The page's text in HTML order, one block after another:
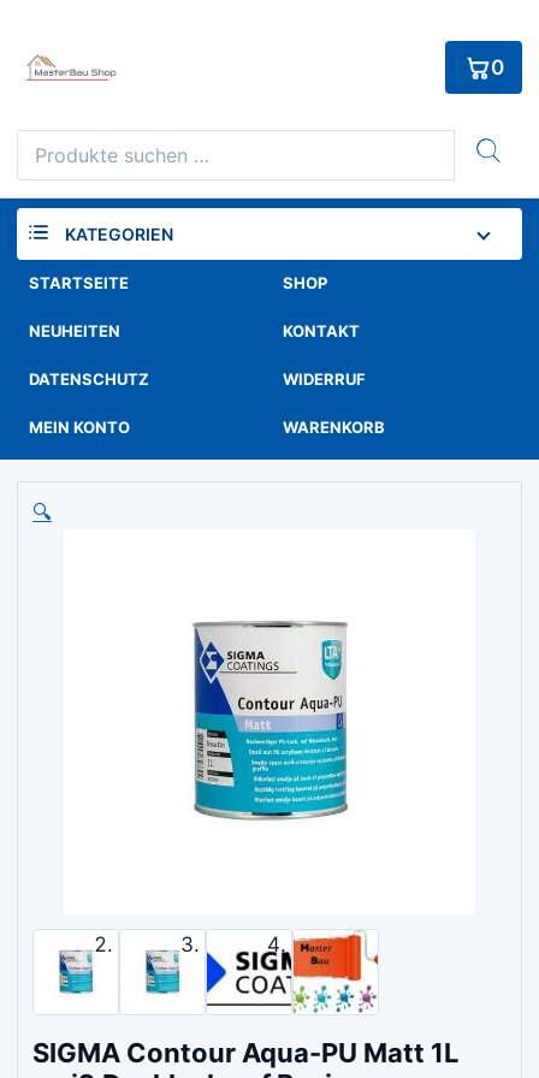
content
Suchen
nach:
0
KATEGORIEN
STARTSEITE SHOP
NEUHEITEN KONTAKT
DATENSCHUTZ WIDERRUF
MEIN KONTO WARENKORB
🔍
SIGMA Contour Aqua-PU Matt 1L